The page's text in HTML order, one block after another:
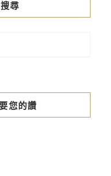
尋
您的讚